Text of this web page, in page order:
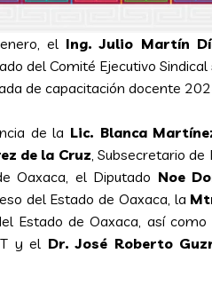
el Ing. Julio Martín
del Comité Ejecutivo
de capacitación docente
de la Lic. Blanca
de la Cruz, Subsecretario
Oaxaca, el Diputado Noe
del Estado de Oaxaca, la
Estado de Oaxaca, así
y el Dr. José Roberto